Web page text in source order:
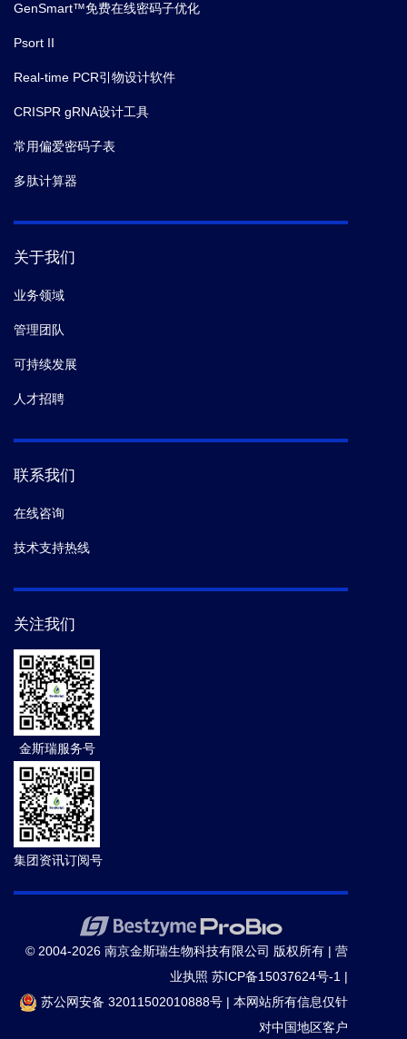
GenSmart™免费在线密码子优化
Psort II
Real-time PCR引物设计软件
CRISPR gRNA设计工具
常用偏爱密码子表
多肽计算器
关于我们
业务领域
管理团队
可持续发展
人才招聘
联系我们
在线咨询
技术支持热线
关注我们
金斯瑞服务号
集团资讯订阅号
© 2004-2026 南京金斯瑞生物科技有限公司 版权所有 | 营
业执照 苏ICP备15037624号-1 |
苏公网安备 32011502010888号 | 本网站所有信息仅针
对中国地区客户